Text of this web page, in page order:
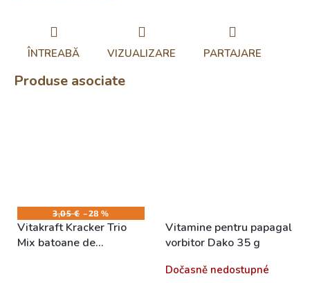
ÎNTREABĂ VIZUALIZARE PARTAJARE
Produse asociate
3,05 € –28 %
Vitakraft Kracker Trio
Mix batoane de
Vitamine pentru papagal
vorbitor Dako 35 g
Dočasně nedostupné